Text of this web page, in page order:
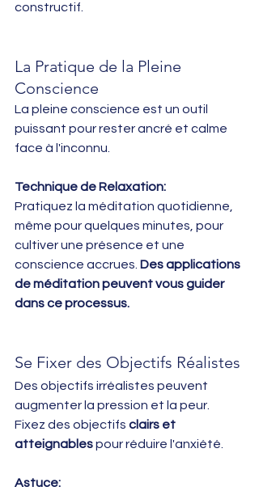
constructif.
La Pratique de la Pleine
Conscience
La pleine conscience est un outil
puissant pour rester ancré et calme
face à l'inconnu.
Technique de Relaxation:
Pratiquez la méditation quotidienne,
même pour quelques minutes, pour
cultiver une présence et une
conscience accrues. Des applications
de méditation peuvent vous guider
dans ce processus.
Se Fixer des Objectifs Réalistes
Des objectifs irréalistes peuvent
augmenter la pression et la peur.
Fixez des objectifs clairs et
atteignables pour réduire l'anxiété.
Astuce: